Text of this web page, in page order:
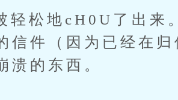
地cH0U了出来。
信件（因为已经在
溃的东西。